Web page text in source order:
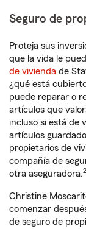
Seguro de
Proteja sus
que la vida le
de vivienda de
¿qué está
puede reparar o
artículos que
incluso si está de
artículos
propietarios de
compañía de
otra aseguradora.2
Christine
comenzar
de seguro de